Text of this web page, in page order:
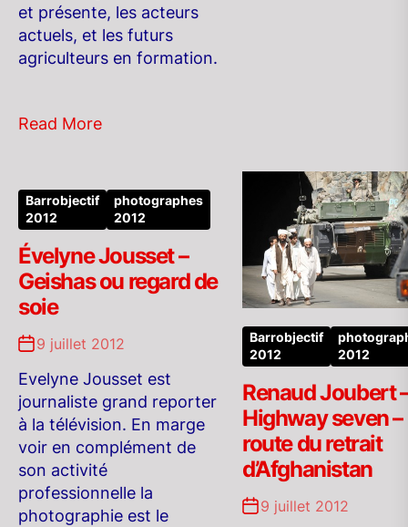
et présente, les acteurs
actuels, et les futurs
agriculteurs en formation.
Read More
Barrobjectif
2012
photographes
2012
Évelyne Jousset –
Geishas ou regard de
soie
9 juillet 2012
Evelyne Jousset est
journaliste grand reporter
à la télévision. En marge
voir en complément de
son activité
professionnelle la
photographie est le
Barrobjectif
2012
2012
Renaud Joubert
Highway seven –
route du retrait
d’Afghanistan
9 juillet 2012